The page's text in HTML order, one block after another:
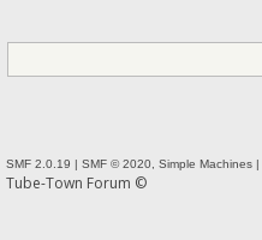
SMF 2.0.19 | SMF © 2020 Simple Machines |
Tube-Town Forum ©